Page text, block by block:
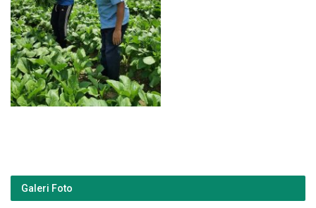
Galeri Foto